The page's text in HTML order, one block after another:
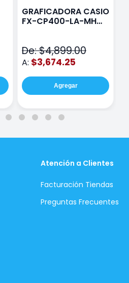
GRAFICADORA CASIO
FX-CP400-LA-MH
De: $4,899.00
A: $3,674.25
Agregar
Atención a Clientes
Facturación Tiendas
Preguntas Frecuentes